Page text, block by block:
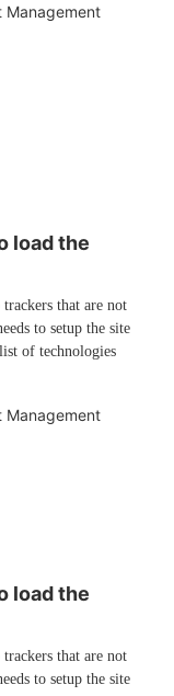
Management
load the
that are not
to setup the site
of technologies
Management
load the
that are not
to setup the site